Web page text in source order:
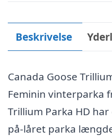
Beskrivelse
Canada Goose
Feminin vinterparka
Trillium Parka HD
på-låret parka